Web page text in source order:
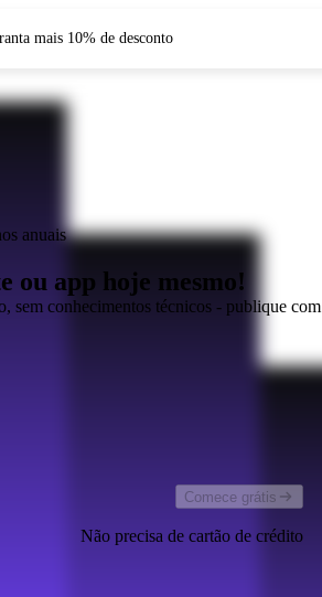
mais 10% de desconto
anuais
ou app hoje mesmo!
sem conhecimentos técnicos - publique com
Comece grátis
Não precisa de cartão de crédito